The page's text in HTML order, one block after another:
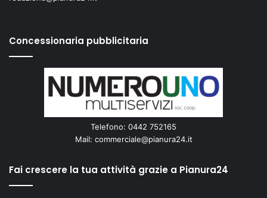
Concessionaria pubblicitaria
Telefono: 0442 752165
Mail: commerciale@pianura24.it
Fai crescere la tua attività grazie a Pianura24